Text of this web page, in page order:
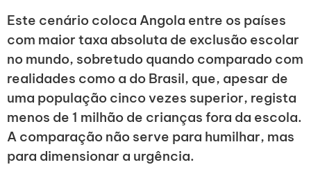
Este cenário coloca Angola entre os países
com maior taxa absoluta de exclusão escolar
no mundo, sobretudo quando comparado com
realidades como a do Brasil, que, apesar de
uma população cinco vezes superior, regista
menos de 1 milhão de crianças fora da escola.
A comparação não serve para humilhar, mas
para dimensionar a urgência.